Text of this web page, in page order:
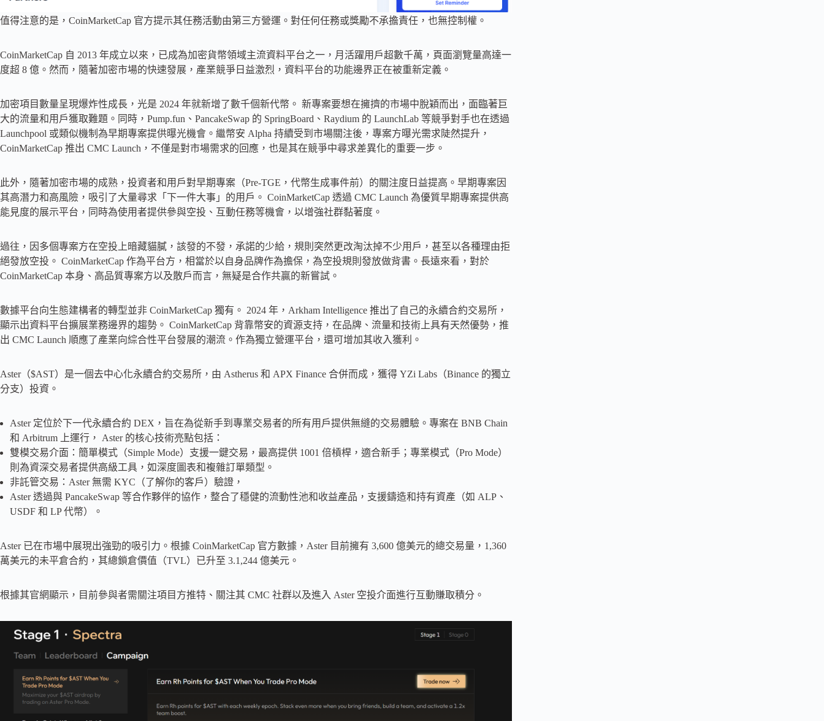
值得注意的是，CoinMarketCap 官方提示其任務活動由第三方營運。對任何任務或獎勵不承擔責任，也無控制權。
CoinMarketCap 自 2013 年成立以來，已成為加密貨幣領域主流資料平台之一，月活躍用戶超數千萬，頁面瀏覽量高達一
度超 8 億。然而，隨著加密市場的快速發展，產業競爭日益激烈，資料平台的功能邊界正在被重新定義。
加密項目數量呈現爆炸性成長，光是 2024 年就新增了數千個新代幣。 新專案要想在擁擠的市場中脫穎而出，面臨著巨
大的流量和用戶獲取難題。同時，Pump.fun、PancakeSwap 的 SpringBoard、Raydium 的 LaunchLab 等競爭對手也在透過
Launchpool 或類似機制為早期專案提供曝光機會。繼幣安 Alpha 持續受到市場關注後，專案方曝光需求陡然提升，
CoinMarketCap 推出 CMC Launch，不僅是對市場需求的回應，也是其在競爭中尋求差異化的重要一步。
此外，隨著加密市場的成熟，投資者和用戶對早期專案（Pre-TGE，代幣生成事件前）的關注度日益提高。早期專案因
其高潛力和高風險，吸引了大量尋求「下一件大事」的用戶。 CoinMarketCap 透過 CMC Launch 為優質早期專案提供高
能見度的展示平台，同時為使用者提供參與空投、互動任務等機會，以增強社群黏著度。
過往，因多個專案方在空投上暗藏貓膩，該發的不發，承諾的少給，規則突然更改淘汰掉不少用戶，甚至以各種理由拒
絕發放空投。 CoinMarketCap 作為平台方，相當於以自身品牌作為擔保，為空投規則發放做背書。長遠來看，對於
CoinMarketCap 本身、高品質專案方以及散戶而言，無疑是合作共贏的新嘗試。
數據平台向生態建構者的轉型並非 CoinMarketCap 獨有。 2024 年，Arkham Intelligence 推出了自己的永續合約交易所，
顯示出資料平台擴展業務邊界的趨勢。 CoinMarketCap 背靠幣安的資源支持，在品牌、流量和技術上具有天然優勢，推
出 CMC Launch 順應了產業向綜合性平台發展的潮流。作為獨立營運平台，還可增加其收入獲利。
Aster（$AST）是一個去中心化永續合約交易所，由 Astherus 和 APX Finance 合併而成，獲得 YZi Labs（Binance 的獨立
分支）投資。
Aster 定位於下一代永續合約 DEX，旨在為從新手到專業交易者的所有用戶提供無縫的交易體驗。專案在 BNB Chain
和 Arbitrum 上運行， Aster 的核心技術亮點包括：
雙模交易介面：簡單模式（Simple Mode）支援一鍵交易，最高提供 1001 倍槓桿，適合新手；專業模式（Pro Mode）
則為資深交易者提供高級工具，如深度圖表和複雜訂單類型。
非託管交易：Aster 無需 KYC（了解你的客戶）驗證，
Aster 透過與 PancakeSwap 等合作夥伴的協作，整合了穩健的流動性池和收益產品，支援鑄造和持有資產（如 ALP、
USDF 和 LP 代幣）。
Aster 已在市場中展現出強勁的吸引力。根據 CoinMarketCap 官方數據，Aster 目前擁有 3,600 億美元的總交易量，1,360
萬美元的未平倉合約，其總鎖倉價值（TVL）已升至 3.1,244 億美元。
根據其官網顯示，目前參與者需關注項目方推特、關注其 CMC 社群以及進入 Aster 空投介面進行互動賺取積分。